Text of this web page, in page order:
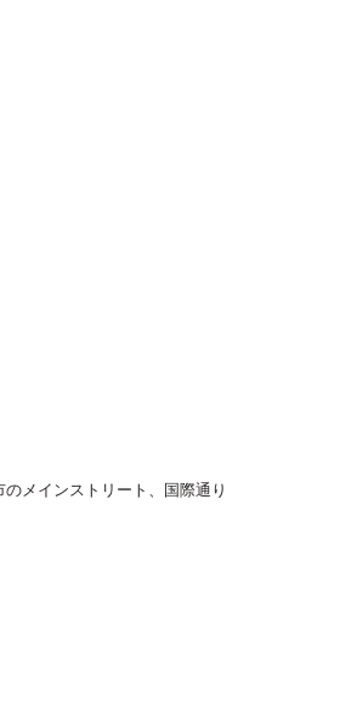
メインストリート、国際通り